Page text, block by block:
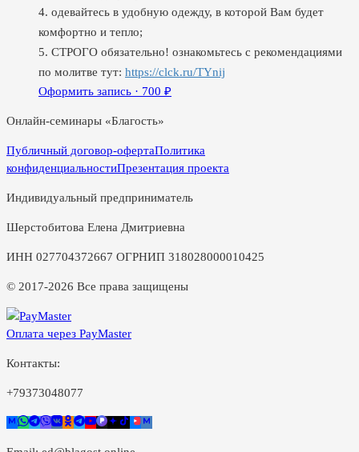
4. одевайтесь в удобную одежду, в которой Вам будет
комфортно и тепло;
5. СТРОГО обязательно! ознакомьтесь с рекомендациями
по молитве тут: https://clck.ru/TYnij
Оформить запись · 700 ₽
Онлайн-семинары «Благость»
Публичный договор-офертаПолитика
конфиденциальностиПрезентация проекта
Индивидуальный предприниматель
Шерстобитова Елена Дмитриевна
ИНН 027704372667 ОГРНИП 318028000010425
© 2017-2026 Все права защищены
Оплата через PayMaster
Контакты:
+79373048077